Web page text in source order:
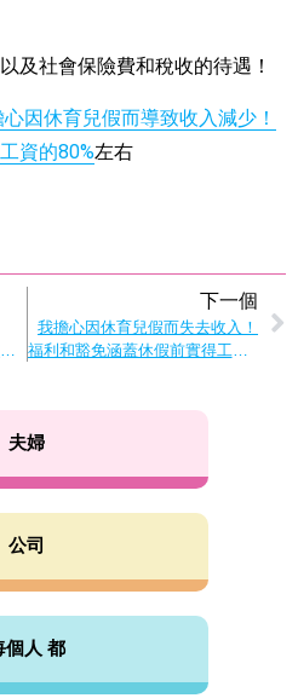
及社會保險費和稅收的待遇！
因休育兒假而導致收入減少！
資的80%左右
下一個
我擔心因休育兒假而失去收入！
福利和豁免涵蓋休假前實得工資的80%左右
夫婦
公司
個人 都